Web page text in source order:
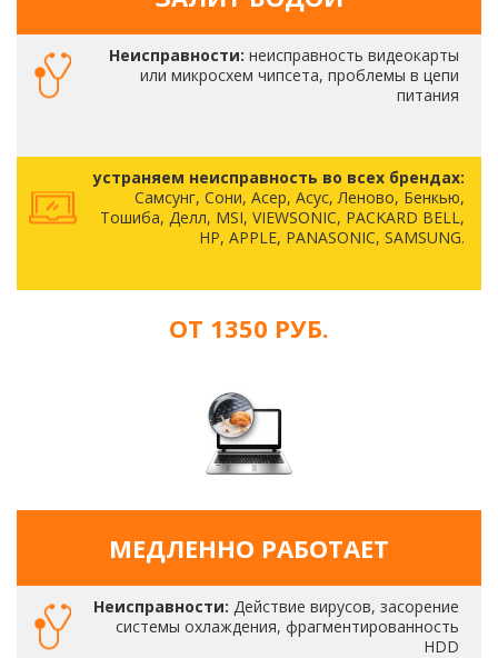
Неисправности: неисправность видеокарты
или микросхем чипсета, проблемы в цепи
питания
устраняем неисправность во всех брендах:
Самсунг, Сони, Асер, Асус, Леново, Бенкью,
Тошиба, Делл, MSI, VIEWSONIC, PACKARD BELL,
HP, APPLE, PANASONIC, SAMSUNG.
ОТ 1350 РУБ.
МЕДЛЕННО РАБОТАЕТ
Неисправности: Действие вирусов, засорение
системы охлаждения, фрагментированность
HDD